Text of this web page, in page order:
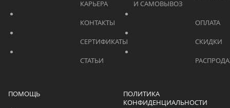
			    		КАРЬЕРА
ПОМОЩЬ
ПОЛИТИКА
КОНФИДЕНЦИАЛЬНОСТИ